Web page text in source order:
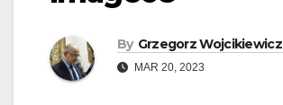
By Grzegorz Wojcikiewicz
MAR 20, 2023